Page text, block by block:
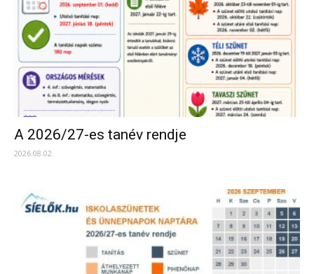
A 2026/27-es tanév rendje
2026.08.02.